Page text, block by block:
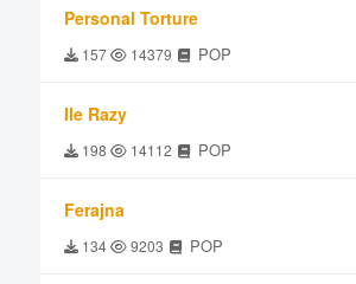
Personal Torture
157 14379 POP
Ile Razy
198 14112 POP
Ferajna
134 9203 POP